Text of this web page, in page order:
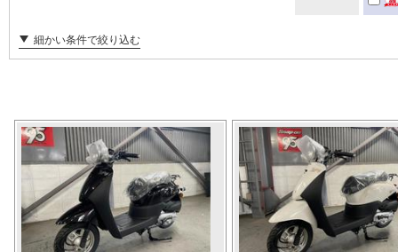
細かい条件で絞り込む